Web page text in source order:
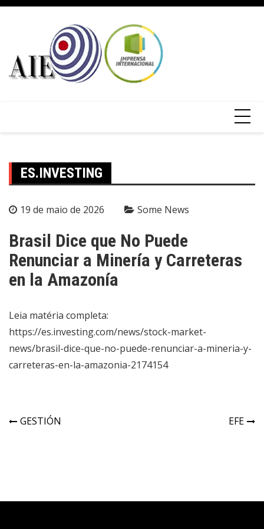
ES.INVESTING
19 de maio de 2026 Some News
Brasil Dice que No Puede
Renunciar a Minería y Carreteras
en la Amazonía
Leia matéria completa:
https://es.investing.com/news/stock-market-
news/brasil-dice-que-no-puede-renunciar-a-mineria-y-
carreteras-en-la-amazonia-2174154
GESTIÓN EFE